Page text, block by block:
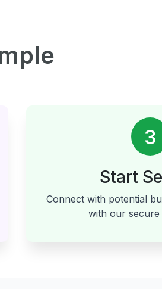
3
Start
Connect with potential
with our secure